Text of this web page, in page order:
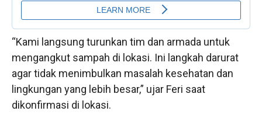
“Kami langsung turunkan tim dan armada untuk
mengangkut sampah di lokasi. Ini langkah darurat
agar tidak menimbulkan masalah kesehatan dan
lingkungan yang lebih besar,” ujar Feri saat
dikonfirmasi di lokasi.